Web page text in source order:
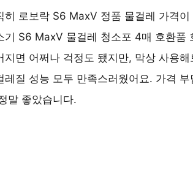
히 로보락 S6 MaxV 정품 물걸레 가격
기 S6 MaxV 물걸레 청소포 4매 호환품
지면 어쩌나 걱정도 됐지만, 막상 사용
레질 성능 모두 만족스러웠어요. 가격
말 좋았습니다.